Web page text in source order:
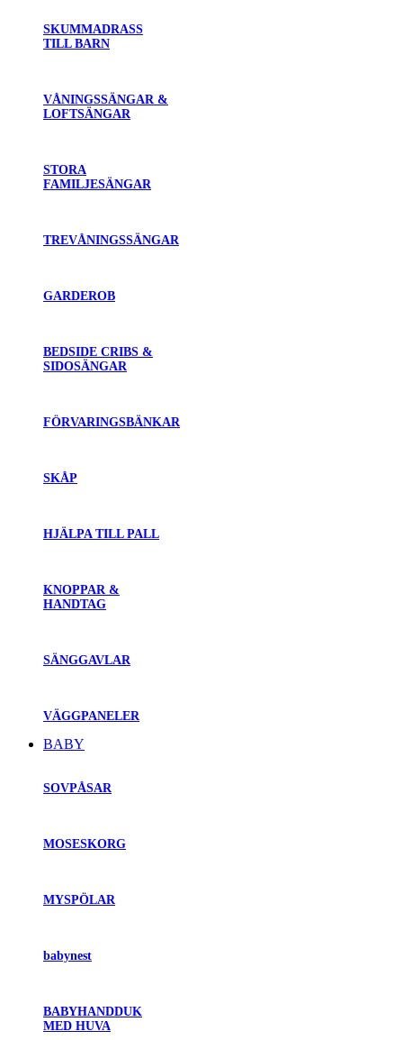
SKUMMADRASS
TILL BARN
VÅNINGSSÄNGAR &
LOFTSÄNGAR
STORA
FAMILJESÄNGAR
TREVÅNINGSSÄNGAR
GARDEROB
BEDSIDE CRIBS &
SIDOSÄNGAR
FÖRVARINGSBÄNKAR
SKÅP
HJÄLPA TILL PALL
KNOPPAR &
HANDTAG
SÄNGGAVLAR
VÄGGPANELER
BABY
SOVPÅSAR
MOSESKORG
MYSPÖLAR
babynest
BABYHANDDUK
MED HUVA